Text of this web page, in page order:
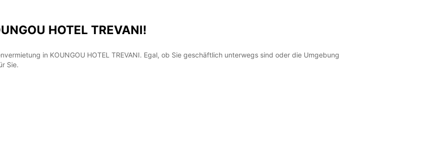
Route
HOTEL TREVANI!
in KOUNGOU HOTEL TREVANI. Egal, ob Sie geschäftlich unterwegs sind oder die Umgebung
Sie.